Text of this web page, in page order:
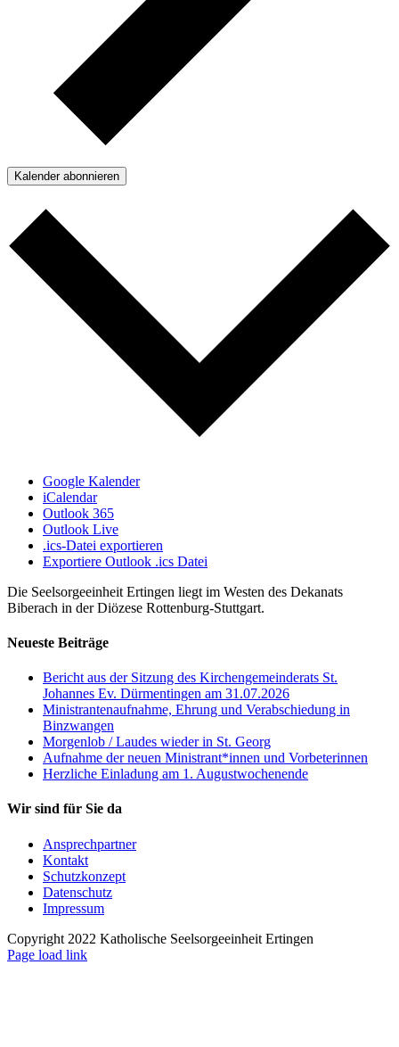
Kalender abonnieren
Google Kalender
iCalendar
Outlook 365
Outlook Live
.ics-Datei exportieren
Exportiere Outlook .ics Datei
Die Seelsorgeeinheit Ertingen liegt im Westen des Dekanats
Biberach in der Diözese Rottenburg-Stuttgart.
Neueste Beiträge
Bericht aus der Sitzung des Kirchengemeinderats St.
Johannes Ev. Dürmentingen am 31.07.2026
Ministrantenaufnahme, Ehrung und Verabschiedung in
Binzwangen
Morgenlob / Laudes wieder in St. Georg
Aufnahme der neuen Ministrant*innen und Vorbeterinnen
Herzliche Einladung am 1. Augustwochenende
Wir sind für Sie da
Ansprechpartner
Kontakt
Schutzkonzept
Datenschutz
Impressum
Copyright 2022 Katholische Seelsorgeeinheit Ertingen
Page load link